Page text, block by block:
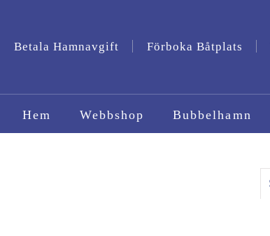
Betala Hamnavgift Förboka Båtplats
Hem Webbshop Bubbelhamn